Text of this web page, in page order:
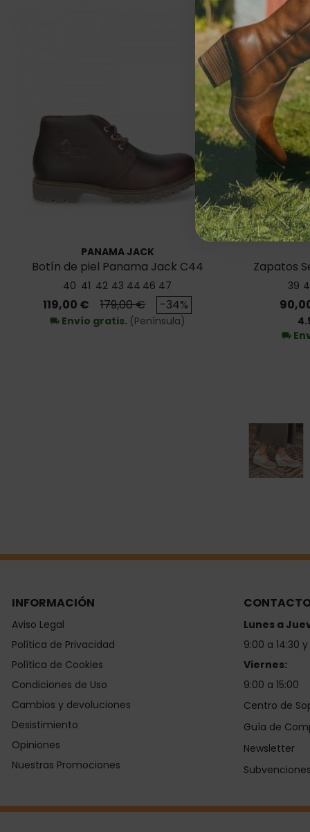
PANAMA JACK
Botín de piel Panama Jack C44
40 41 42 43 44 46 47
Precio
119,00 € Precio base
179,00 € -34%
local_shippingEnvío gratis. (Península)
Zapatos
39
local_shipping
INFORMACIÓN
Aviso Legal
Política de Privacidad
Política de Cookies
Condiciones de Uso
Cambios y devoluciones
Desistimiento
Opiniones
Nuestras Promociones
Lunes a
9:00 a 14:30
Viernes:
9:00 a 15:00
Centro de
Guía de
Newsletter
Subvenciones